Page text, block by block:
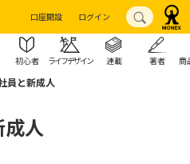
口座開設 ログイン
初心者 ライフデザイン 連載 著者 商
員と新成人
成人